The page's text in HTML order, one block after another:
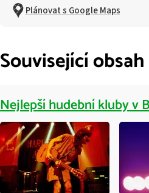
Plánovat s Google Maps
Související obsah
Nejlepší hudební kluby v